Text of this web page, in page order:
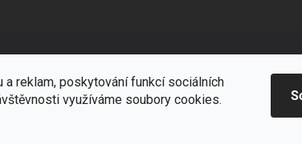
a reklam, poskytování funkcí sociálních
využíváme soubory cookies.